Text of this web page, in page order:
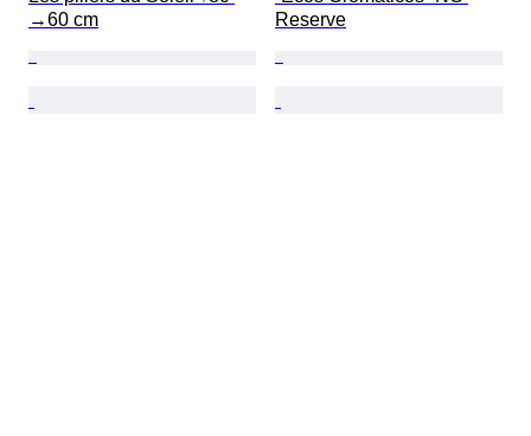
→60 cm
Reserve